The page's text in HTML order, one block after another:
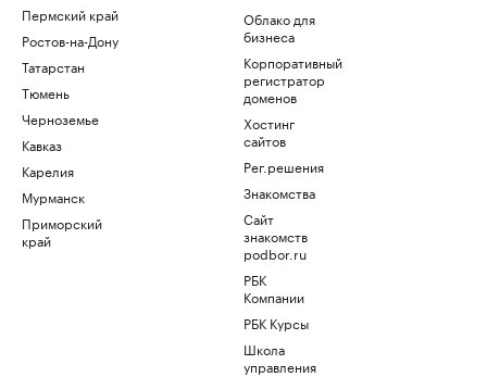
Пермский край
Ростов-на-Дону
Татарстан
Тюмень
Черноземье
Кавказ
Карелия
Мурманск
Приморский
край
Облако для
бизнеса
Корпоративный
регистратор
доменов
Хостинг
сайтов
Рег.решения
Знакомства
Сайт
знакомств
podbor.ru
РБК
Компании
РБК Курсы
Школа
управления